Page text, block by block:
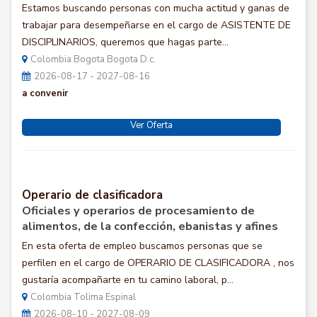
Estamos buscando personas con mucha actitud y ganas de
trabajar para desempeñarse en el cargo de ASISTENTE DE
DISCIPLINARIOS, queremos que hagas parte...
Colombia Bogota Bogota D.c.
2026-08-17 - 2027-08-16
a convenir
Ver Oferta
Operario de clasificadora
Oficiales y operarios de procesamiento de
alimentos, de la confección, ebanistas y afines
En esta oferta de empleo buscamos personas que se
perfilen en el cargo de OPERARIO DE CLASIFICADORA , nos
gustaría acompañarte en tu camino laboral, p...
Colombia Tolima Espinal
2026-08-10 - 2027-08-09